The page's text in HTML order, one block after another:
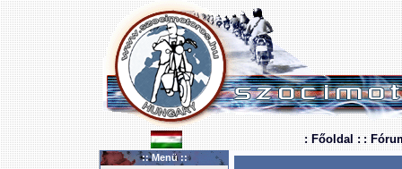
: Főoldal : :
:: Menü ::